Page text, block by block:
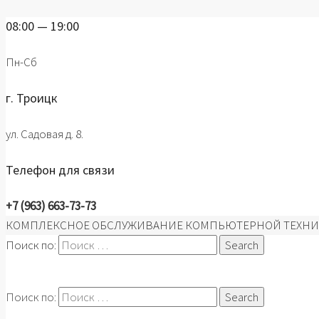
08:00 — 19:00
Пн-Сб
г. Троицк
ул. Садовая д. 8.
Телефон для связи
+7 (963) 663-73-73
КОМПЛЕКСНОЕ ОБСЛУЖИВАНИЕ КОМПЬЮТЕРНОЙ
Поиск по:
Поиск по: